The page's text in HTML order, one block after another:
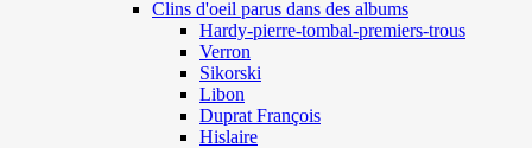
Clins d'oeil parus dans des albums
Hardy-pierre-tombal-premiers-trous
Verron
Sikorski
Libon
Duprat François
Hislaire